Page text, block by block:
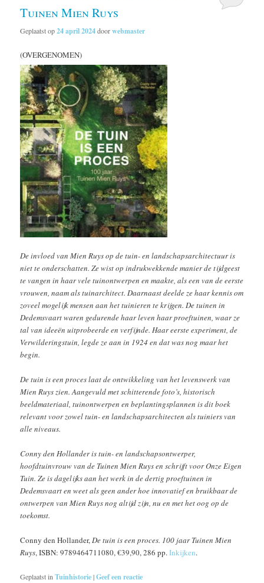
Tuinen Mien Ruys
Geplaatst op24 april 2024doorwebmaster
(OVERGENOMEN)
De invloed van Mien Ruys op de tuin- en landschapsarchitectuur is
niet te onderschatten. Ze wist op indrukwekkende manier de tijdgeest
te vangen in haar vele tuinontwerpen en maakte, als een van de eerste
vrouwen, naam als tuinarchitect. Daarnaast deelde ze haar kennis om
zoveel mogelijk mensen aan het tuinieren te krijgen. De tuinen in
Dedemsvaart waren gedurende haar leven haar proeftuinen, waar ze
tal van ideeën uitprobeerde en verfijnde. Haar eerste experiment, de
Verwilderingstuin, legde ze aan in 1924 en dat was nog maar het
begin.
De tuin is een proces laat de ontwikkeling van het levenswerk van
Mien Ruys zien. Aangevuld met schitterende foto’s, historisch
beeldmateriaal, tuinontwerpen en beplantingsplannen is dit boek
relevant voor zowel tuin- en landschapsarchitecten als tuiniers van
alle niveaus.
Conny den Hollander is tuin- en landschapsontwerper,
hoofdtuinvrouw van de Tuinen Mien Ruys en schrijft voor Onze Eigen
Tuin. Ze is dagelijks aan het werk in de dertig proeftuinen in
Dedemsvaart en weet als geen ander hoe innovatief en bruikbaar de
ontwerpen van Mien Ruys nog altijd zijn, nu en met het oog op de
toekomst.
Conny den Hollander,De tuin is een proces. 100 jaar Tuinen Mien
Ruys, ISBN: 9789464711080, €39,90, 286 pp.Inkijken.
Geplaatst inTuinhistorie|Geef een reactie